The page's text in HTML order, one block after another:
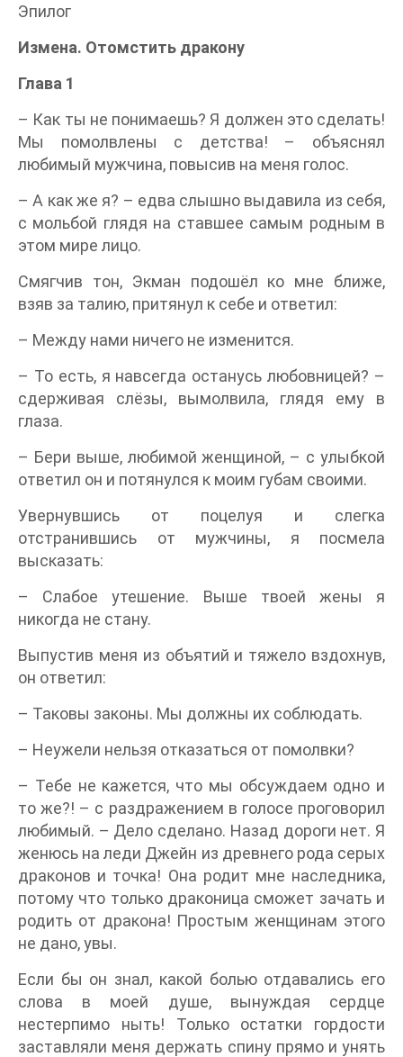
Эпилог
Измена. Отомстить дракону
Глава 1
– Как ты не понимаешь? Я должен это сделать!
Мы помолвлены с детства! – объяснял
любимый мужчина, повысив на меня голос.
– А как же я? – едва слышно выдавила из себя,
с мольбой глядя на ставшее самым родным в
этом мире лицо.
Смягчив тон, Экман подошёл ко мне ближе,
взяв за талию, притянул к себе и ответил:
– Между нами ничего не изменится.
– То есть, я навсегда останусь любовницей? –
сдерживая слёзы, вымолвила, глядя ему в
глаза.
– Бери выше, любимой женщиной, – с улыбкой
ответил он и потянулся к моим губам своими.
Увернувшись от поцелуя и слегка
отстранившись от мужчины, я посмела
высказать:
– Слабое утешение. Выше твоей жены я
никогда не стану.
Выпустив меня из объятий и тяжело вздохнув,
он ответил:
– Таковы законы. Мы должны их соблюдать.
– Неужели нельзя отказаться от помолвки?
– Тебе не кажется, что мы обсуждаем одно и
то же?! – с раздражением в голосе проговорил
любимый. – Дело сделано. Назад дороги нет. Я
женюсь на леди Джейн из древнего рода серых
драконов и точка! Она родит мне наследника,
потому что только драконица сможет зачать и
родить от дракона! Простым женщинам этого
не дано, увы.
Если бы он знал, какой болью отдавались его
слова в моей душе, вынуждая сердце
нестерпимо ныть! Только остатки гордости
заставляли меня держать спину прямо и унять